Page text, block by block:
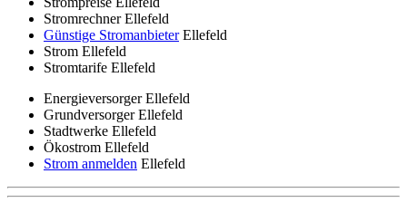
Stromrechner Ellefeld
Günstige StromanbieterEllefeld
Strom Ellefeld
Stromtarife Ellefeld
Energieversorger Ellefeld
Grundversorger Ellefeld
Stadtwerke Ellefeld
Ökostrom Ellefeld
Strom anmelden Ellefeld